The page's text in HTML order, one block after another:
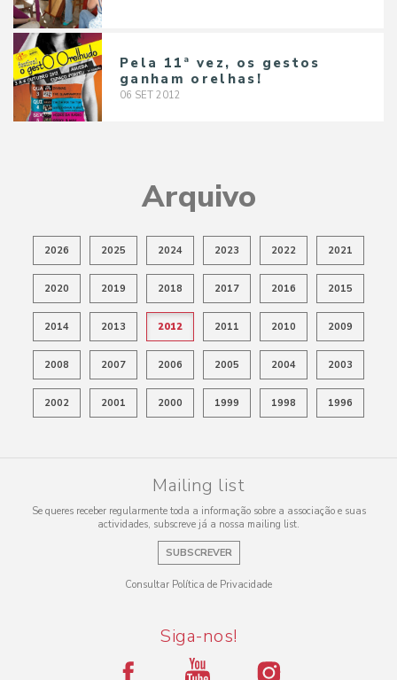
Pela 11ª vez, os gestos
ganham orelhas!
06 SET 2012
Arquivo
2026 2025 2024 2023 2022 2021
2020 2019 2018 2017 2016 2015
2014 2013 2012 2011 2010 2009
2008 2007 2006 2005 2004 2003
2002 2001 2000 1999 1998 1996
Mailing list
Se queres receber regularmente toda a informação sobre a associação e suas
actividades, subscreve já a nossa mailing list.
SUBSCREVER
Consultar Política de Privacidade
Siga-nos!